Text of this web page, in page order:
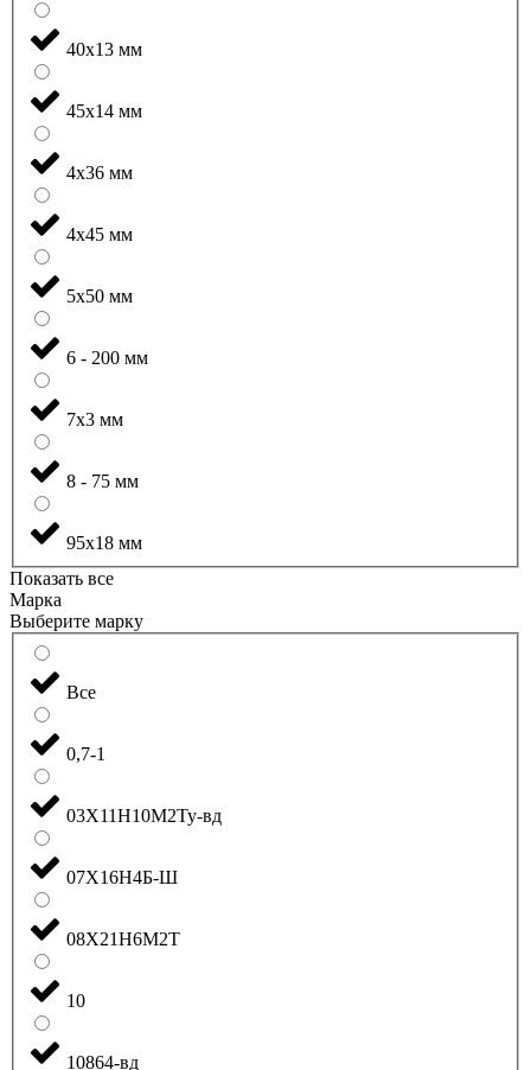
40x13 мм
45x14 мм
4x36 мм
4x45 мм
5x50 мм
6 - 200 мм
7x3 мм
8 - 75 мм
95x18 мм
Показать все
Марка
Выберите марку
Все
0,7-1
03Х11Н10М2Ту-вд
07Х16Н4Б-Ш
08Х21Н6М2Т
10
10864-вд